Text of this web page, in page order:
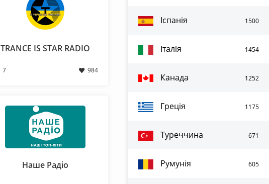
Іспанія 1500
Італія 1454
Канада 1252
Греція 1175
Туреччина 671
Румунія 605
TRANCE IS STAR RADIO
7 984
Наше Радіо